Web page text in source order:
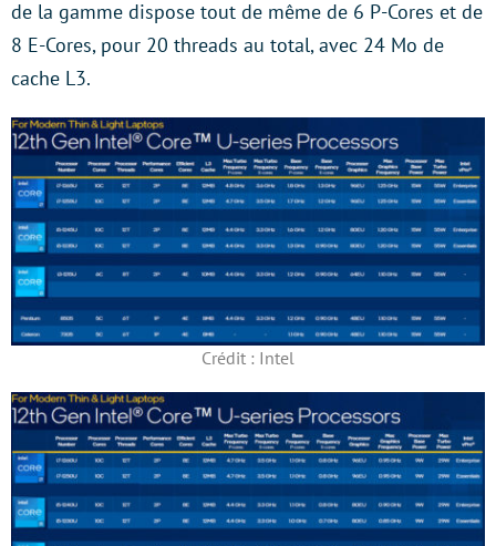
de la gamme dispose tout de même de 6 P-Cores et de
8 E-Cores, pour 20 threads au total, avec 24 Mo de
cache L3.
Crédit : Intel